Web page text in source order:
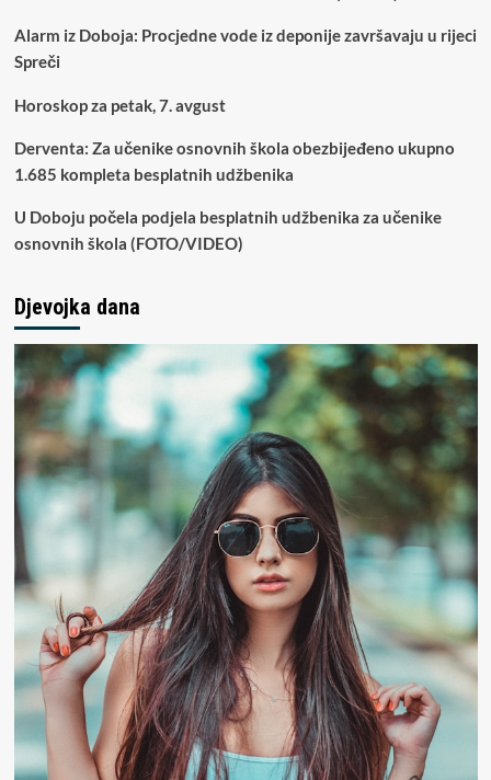
Alarm iz Doboja: Procjedne vode iz deponije završavaju u rijeci
Spreči
Horoskop za petak, 7. avgust
Derventa: Za učenike osnovnih škola obezbijeđeno ukupno
1.685 kompleta besplatnih udžbenika
U Doboju počela podjela besplatnih udžbenika za učenike
osnovnih škola (FOTO/VIDEO)
Djevojka dana